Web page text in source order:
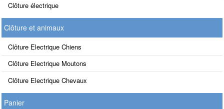
Clôture électrique
Clôture et animaux
Clôture Electrique Chiens
Clôture Electrique Moutons
Clôture Electrique Chevaux
Panier